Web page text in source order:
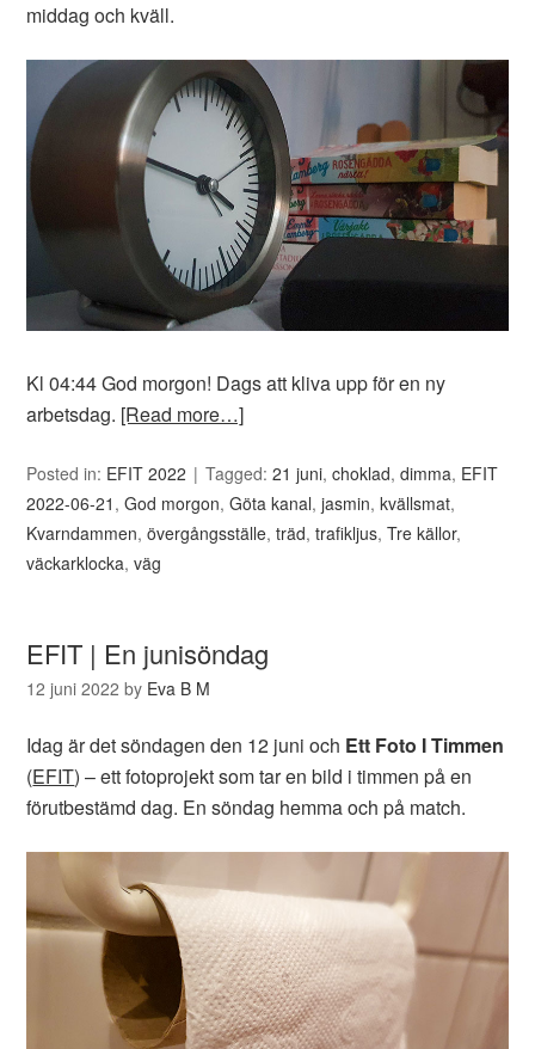
middag och kväll.
Kl 04:44 God morgon! Dags att kliva upp för en ny
arbetsdag. [Read more…]
Posted in: EFIT 2022 Tagged:21 juni,choklad,dimma, EFIT
2022-06-21 ,God morgon,Göta kanal,jasmin,kvällsmat,
Kvarndammen,övergångsställe,träd,trafikljus,Tre källor,
väckarklocka,väg
EFIT | En junisöndag
12 juni 2022 by Eva B M
Idag är det söndagen den 12 juni och Ett Foto I Timmen
(EFIT) – ett fotoprojekt som tar en bild i timmen på en
förutbestämd dag. En söndag hemma och på match.